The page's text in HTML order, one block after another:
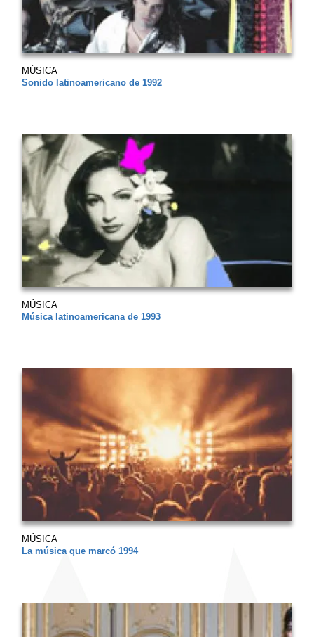
MÚSICA
Sonido latinoamericano de 1992
MÚSICA
Música latinoamericana de 1993
MÚSICA
La música que marcó 1994